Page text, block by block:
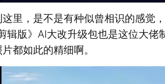
这里，是不是有种似曾相识的感觉
辑版》AI大改升级包也是这位大
都如此的精细啊。